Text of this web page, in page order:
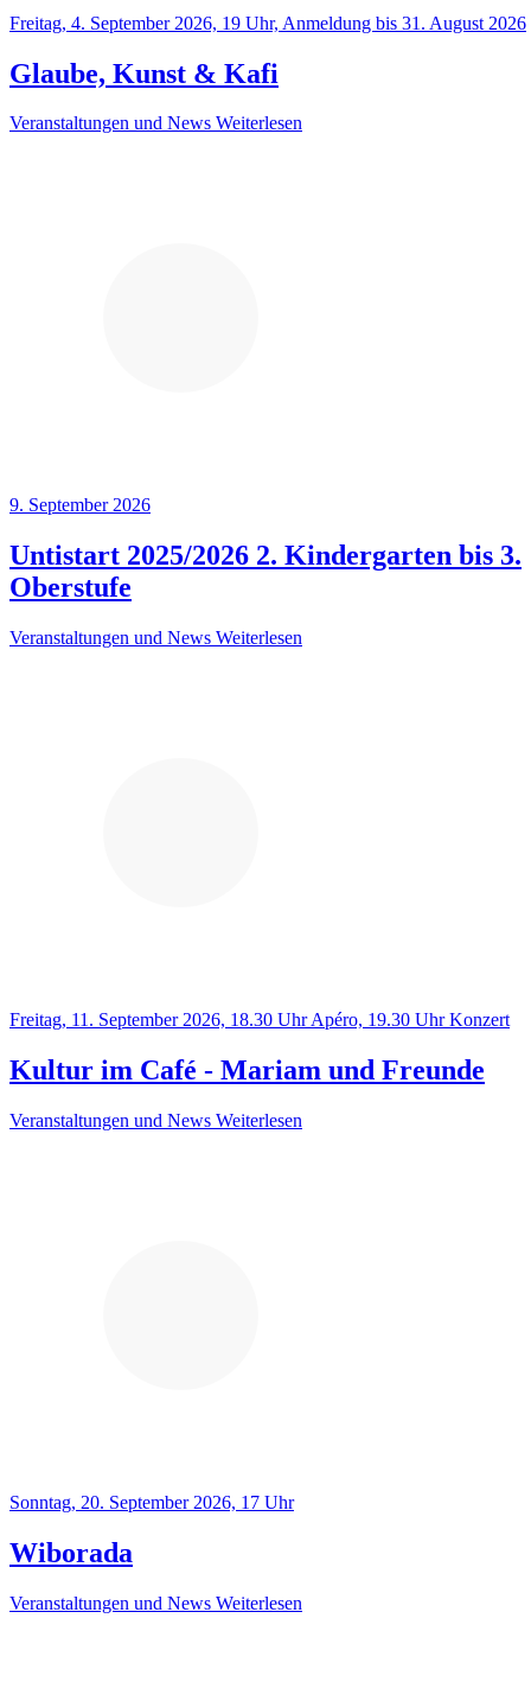
Freitag, 4. September 2026, 19 Uhr, Anmeldung bis 31. August 2026
Glaube, Kunst & Kafi
Veranstaltungen und News Weiterlesen
9. September 2026
Untistart 2025/2026 2. Kindergarten bis 3.
Oberstufe
Veranstaltungen und News Weiterlesen
Freitag, 11. September 2026, 18.30 Uhr Apéro, 19.30 Uhr Konzert
Kultur im Café - Mariam und Freunde
Veranstaltungen und News Weiterlesen
Sonntag, 20. September 2026, 17 Uhr
Wiborada
Veranstaltungen und News Weiterlesen